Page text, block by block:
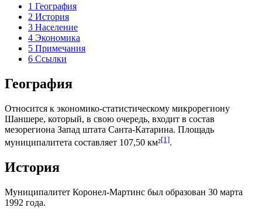
1 География
2 История
3 Население
4 Экономика
5 Примечания
6 Ссылки
География
Относится к экономико-статистическому микрорегиону
Шаншере, который, в свою очередь, входит в состав
мезорегиона Запад штата Санта-Катарина. Площадь
муниципалитета составляет 107,50 км²[1].
История
Муниципалитет Коронел-Мартинс был образован 30 марта
1992 года.